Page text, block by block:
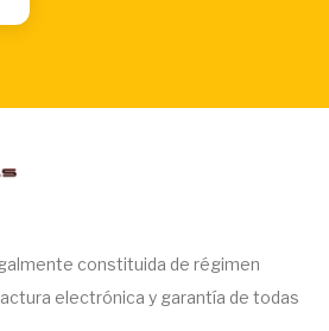
constituida de régimen
electrónica y garantía de todas